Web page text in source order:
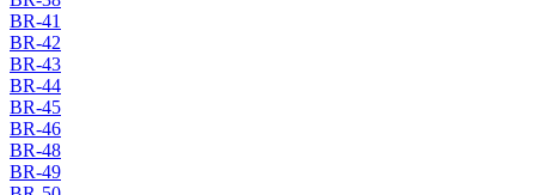
BR-41
BR-42
BR-43
BR-44
BR-45
BR-46
BR-48
BR-49